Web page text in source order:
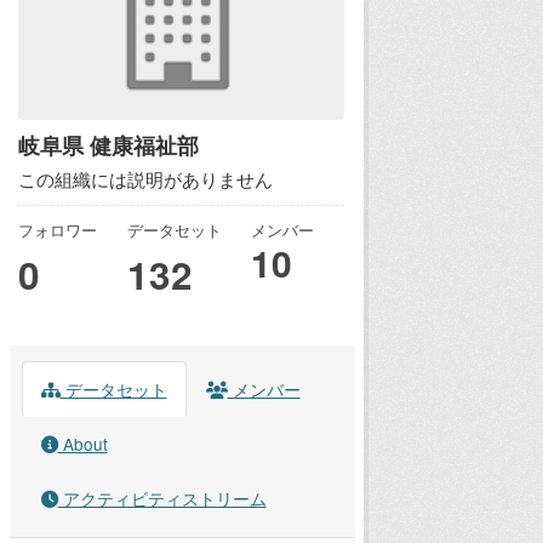
岐阜県 健康福祉部
この組織には説明がありません
フォロワー
0
データセット
132
メンバー
10
データセット メンバー
About
アクティビティストリーム